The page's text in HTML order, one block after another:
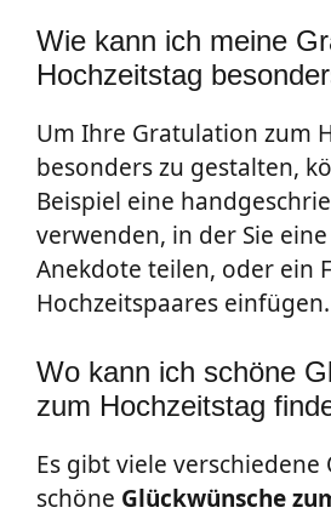
Wie kann ich meine
Hochzeitstag
Um Ihre Gratulation zum
besonders zu gestalten,
Beispiel eine
verwenden, in der Sie
Anekdote teilen, oder ein
Hochzeitspaares einfügen.
Wo kann ich schöne
zum Hochzeitstag
Es gibt viele verschiedene
schöne Glückwünsche